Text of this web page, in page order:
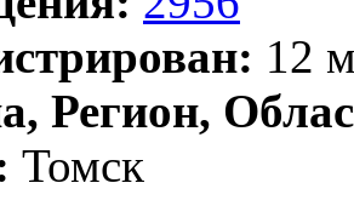
12
Регион,
Томск